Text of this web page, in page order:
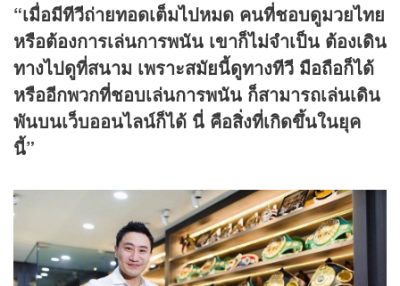
“เมื่อมีทีวีถ่ายทอดเต็มไปหมด คนที่ชอบดูมวยไทย
หรือต้องการเล่นการพนัน เขาก็ไม่จำเป็น ต้องเดิน
ทางไปดูที่สนาม เพราะสมัยนี้ดูทางทีวี มือถือก็ได้
หรืออีกพวกที่ชอบเล่นการพนัน ก็สามารถเล่นเดิน
พันบนเว็บออนไลน์ก็ได้ นี่ คือสิ่งที่เกิดขึ้นในยุค
นี้”